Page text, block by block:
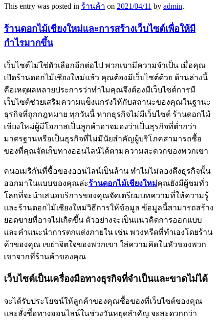
This entry was posted in ร้านค้า on 2021/04/11 by admin.
ร้านดอกไม้เชียงใหม่และการสร้างเว็บไซต์เพื่อให้มี
กำไรมากขึ้น
เว็บไซต์ไม่ใช่ตัวเลือกอีกต่อไป พวกเขามีความจำเป็น เมื่อคุณ
เปิดร้านดอกไม้เชียงใหม่แล้ว คุณต้องมีเว็บไซต์ด้วย ด้านล่างนี้
คือเหตุผลหลายประการว่าทำไมคุณจึงต้องมีเว็บไซต์การมี
เว็บไซต์ช่วยเสริมความแข็งแกร่งให้กับสถานะของคุณในฐานะ
ธุรกิจที่ถูกกฎหมาย ทุกวันนี้ หากธุรกิจไม่มีเว็บไซต์ ร้านดอกไม้
เชียงใหม่ผู้มีโอกาสเป็นลูกค้าอาจมองว่าเป็นธุรกิจที่ต่ำกว่า
มาตรฐานหรือเป็นธุรกิจที่ไม่มีนัยสำคัญผู้บริโภคสามารถซื้อ
ของที่คุณจัดเก็บทางออนไลน์ได้ตามความสะดวกของพวกเขา
คนอเมริกันที่ซื้อของออนไลน์เป็นล้าน ทำไมไม่ลองดึงธุรกิจนั้น
ออกมาในแบบของคุณล่ะร้านดอกไม้เชียงใหม่คุณยังมีผู้ชมทั่ว
โลกที่จะนำเสนอบริการของคุณจัดเตรียมบทความที่ให้ความรู้
และร้านดอกไม้เชียงใหม่วิธีการให้ข้อมูล ข้อมูลนี้สามารถสร้าง
ยอดขายที่อาจไม่เกิดขึ้น ตัวอย่างจะเป็นแนวคิดการออกแบบ
และคำแนะนำการตกแต่งภายใน เช่น พวงหรีดที่ทำเองโดยร้าน
ค้าของคุณ เขย่าจิตใจของพวกเขา ใส่ความคิดในหัวของพวก
เขาจากที่ร้านค้าของคุณ
เว็บไซต์เป็นเครื่องมือทางธุรกิจที่จำเป็นและขาดไม่ได้
จะได้รับประโยชน์ให้ลูกค้าของคุณซื้อของที่เว็บไซต์ของคุณ
และสั่งซื้อทางออนไลน์ในช่วงวันหยุดสำคัญ จะสะดวกกว่า